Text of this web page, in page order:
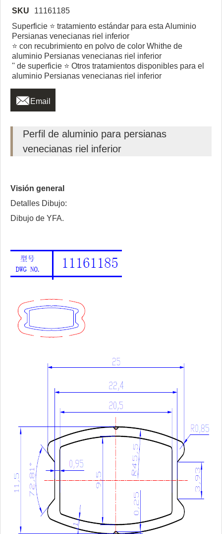
SKU
11161185
Superficie ⭐ tratamiento estándar para esta Aluminio
Persianas venecianas riel inferior
⭐ con recubrimiento en polvo de color Whithe de
aluminio Persianas venecianas riel inferior
'' de superficie ⭐ Otros tratamientos disponibles para el
aluminio Persianas venecianas riel inferior
 Email
Perfil de aluminio para persianas
venecianas riel inferior
Visión general
Detalles Dibujo:
Dibujo de YFA.